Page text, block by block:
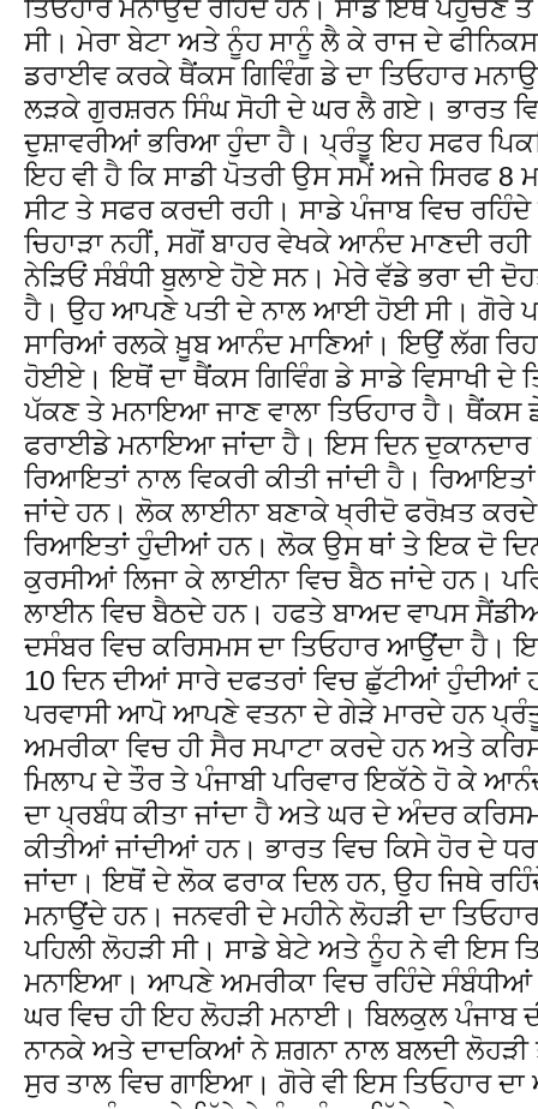
ਤਿਓਹਾਰ ਮਨਾਉਂਦੇ ਰਹਿੰਦੇ ਹਨ। ਸਾਡੇ ਇਥੇ ਪਹੁੰਚਣ
ਸੀ। ਮੇਰਾ ਬੇਟਾ ਅਤੇ ਨੂੰਹ ਸਾਨੂੰ ਲੈ ਕੇ ਰਾਜ ਦੇ
ਡਰਾਈਵ ਕਰਕੇ ਥੈਂਕਸ ਗਿਵਿੰਗ ਡੇ ਦਾ ਤਿਓਹਾਰ
ਲੜਕੇ ਗੁਰਸ਼ਰਨ ਸਿੰਘ ਸੋਹੀ ਦੇ ਘਰ ਲੈ ਗਏ। ਭਾਰਤ
ਦੁਸ਼ਾਵਰੀਆਂ ਭਰਿਆ ਹੁੰਦਾ ਹੈ। ਪ੍ਰੰਤੂ ਇਹ ਸਫਰ
ਇਹ ਵੀ ਹੈ ਕਿ ਸਾਡੀ ਪੋਤਰੀ ਉਸ ਸਮੇਂ ਅਜੇ ਸਿਰਫ 8
ਸੀਟ ਤੇ ਸਫਰ ਕਰਦੀ ਰਹੀ। ਸਾਡੇ ਪੰਜਾਬ ਵਿਚ
ਚਿਹਾੜਾ ਨਹੀਂ, ਸਗੋਂ ਬਾਹਰ ਵੇਖਕੇ ਆਨੰਦ ਮਾਣਦੀ
ਨੇੜਿਓਂ ਸੰਬੰਧੀ ਬੁਲਾਏ ਹੋਏ ਸਨ। ਮੇਰੇ ਵੱਡੇ ਭਰਾ ਦੀ
ਹੈ। ਉਹ ਆਪਣੇ ਪਤੀ ਦੇ ਨਾਲ ਆਈ ਹੋਈ ਸੀ। ਗੋਰੇ
ਸਾਰਿਆਂ ਰਲਕੇ ਖ਼ੂਬ ਆਨੰਦ ਮਾਣਿਆਂ। ਇਉਂ ਲੱਗ ਰਿਹਾ
ਹੋਈਏ। ਇਥੋਂ ਦਾ ਥੈਂਕਸ ਗਿਵਿੰਗ ਡੇ ਸਾਡੇ ਵਿਸਾਖੀ ਦੇ
ਪੱਕਣ ਤੇ ਮਨਾਇਆ ਜਾਣ ਵਾਲਾ ਤਿਓਹਾਰ ਹੈ। ਥੈਂਕਸ
ਫਰਾਈਡੇ ਮਨਾਇਆ ਜਾਂਦਾ ਹੈ। ਇਸ ਦਿਨ
ਰਿਆਇਤਾਂ ਨਾਲ ਵਿਕਰੀ ਕੀਤੀ ਜਾਂਦੀ ਹੈ।
ਜਾਂਦੇ ਹਨ। ਲੋਕ ਲਾਈਨਾ ਬਣਾਕੇ ਖ੍ਰੀਦੋ ਫਰੋਖ਼ਤ
ਰਿਆਇਤਾਂ ਹੁੰਦੀਆਂ ਹਨ। ਲੋਕ ਉਸ ਥਾਂ ਤੇ ਇਕ ਦੋ
ਕੁਰਸੀਆਂ ਲਿਜਾ ਕੇ ਲਾਈਨਾ ਵਿਚ ਬੈਠ ਜਾਂਦੇ ਹਨ।
ਲਾਈਨ ਵਿਚ ਬੈਠਦੇ ਹਨ। ਹਫਤੇ ਬਾਅਦ ਵਾਪਸ
ਦਸੰਬਰ ਵਿਚ ਕਰਿਸਮਸ ਦਾ ਤਿਓਹਾਰ ਆਉਂਦਾ ਹੈ।
10 ਦਿਨ ਦੀਆਂ ਸਾਰੇ ਦਫਤਰਾਂ ਵਿਚ ਛੁੱਟੀਆਂ ਹੁੰਦੀਆਂ
ਪਰਵਾਸੀ ਆਪੋ ਆਪਣੇ ਵਤਨਾ ਦੇ ਗੇੜੇ ਮਾਰਦੇ ਹਨ
ਅਮਰੀਕਾ ਵਿਚ ਹੀ ਸੈਰ ਸਪਾਟਾ ਕਰਦੇ ਹਨ ਅਤੇ
ਮਿਲਾਪ ਦੇ ਤੌਰ ਤੇ ਪੰਜਾਬੀ ਪਰਿਵਾਰ ਇਕੱਠੇ ਹੋ ਕੇ
ਦਾ ਪ੍ਰਬੰਧ ਕੀਤਾ ਜਾਂਦਾ ਹੈ ਅਤੇ ਘਰ ਦੇ ਅੰਦਰ
ਕੀਤੀਆਂ ਜਾਂਦੀਆਂ ਹਨ। ਭਾਰਤ ਵਿਚ ਕਿਸੇ ਹੋਰ ਦੇ
ਜਾਂਦਾ। ਇਥੋਂ ਦੇ ਲੋਕ ਫਰਾਕ ਦਿਲ ਹਨ, ਉਹ ਜਿਥੇ
ਮਨਾਉਂਦੇ ਹਨ। ਜਨਵਰੀ ਦੇ ਮਹੀਨੇ ਲੋਹੜੀ ਦਾ
ਪਹਿਲੀ ਲੋਹੜੀ ਸੀ। ਸਾਡੇ ਬੇਟੇ ਅਤੇ ਨੂੰਹ ਨੇ ਵੀ ਇਸ
ਮਨਾਇਆ। ਆਪਣੇ ਅਮਰੀਕਾ ਵਿਚ ਰਹਿੰਦੇ ਸੰਬੰਧੀਆਂ
ਘਰ ਵਿਚ ਹੀ ਇਹ ਲੋਹੜੀ ਮਨਾਈ। ਬਿਲਕੁਲ ਪੰਜਾਬ
ਨਾਨਕੇ ਅਤੇ ਦਾਦਕਿਆਂ ਨੇ ਸ਼ਗਨਾ ਨਾਲ ਬਲਦੀ ਲੋਹੜੀ
ਸੁਰ ਤਾਲ ਵਿਚ ਗਾਇਆ। ਗੋਰੇ ਵੀ ਇਸ ਤਿਓਹਾਰ